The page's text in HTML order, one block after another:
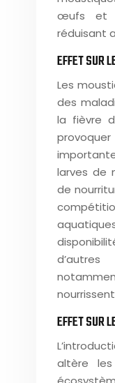
œufs et
réduisant
EFFET SUR
Les
des
la fièvre
larves de
de
EFFET SUR
altère